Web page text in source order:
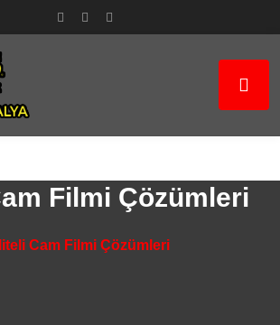
Filmi Çözümleri
Cam Filmi Çözümleri